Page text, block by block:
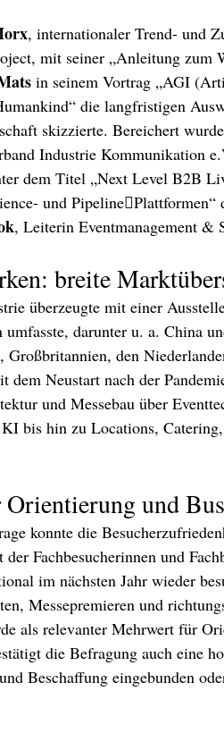
, internationaler Trend- und
mit seiner „Anleitung zum
in seinem Vortrag „AGI
die langfristigen
skizzierte. Bereichert
Industrie Kommunikation
dem Titel „Next Level B2B
und
, Leiterin Eventmanagement &
breite
überzeugte mit einer
darunter u. a. China
Großbritannien, den
dem Neustart nach der
und Messebau über
bis hin zu Locations,
und
konnte die
Fachbesucherinnen und
im nächsten Jahr wieder
Messepremieren und
als relevanter Mehrwert für
die Befragung auch eine
Beschaffung eingebunden